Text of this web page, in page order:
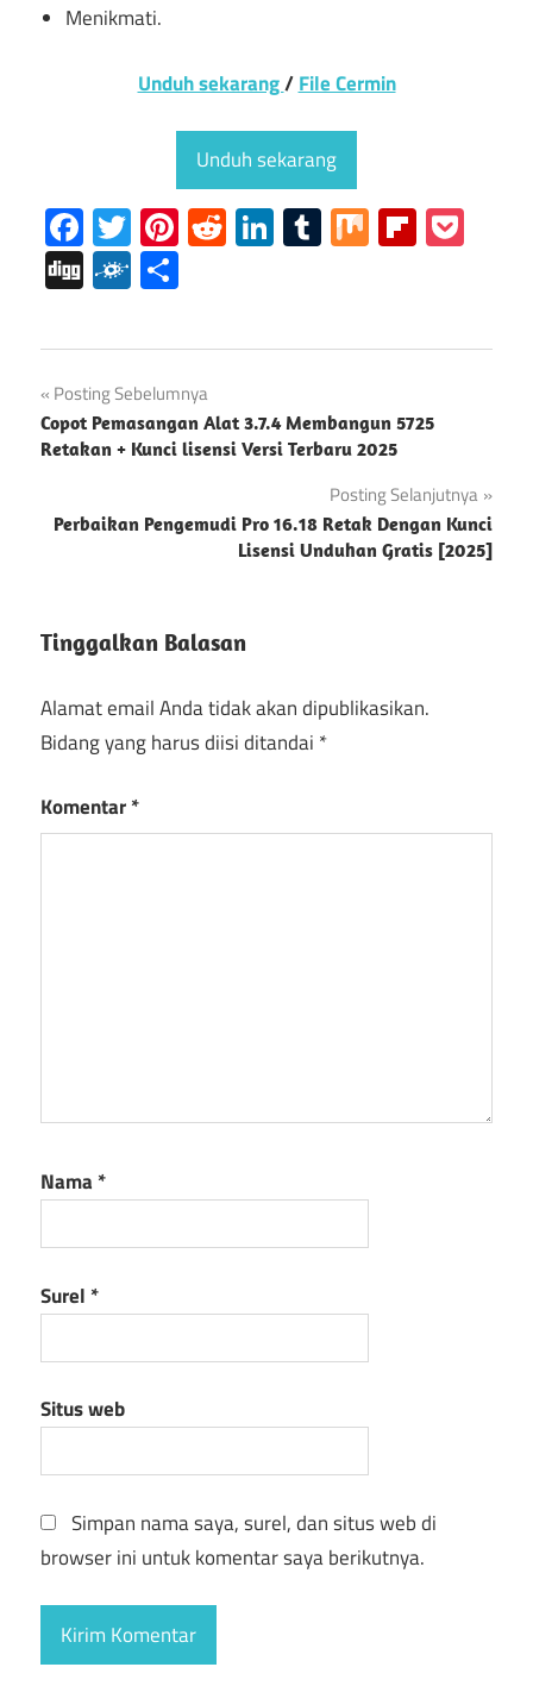
Menikmati.
Unduh sekarang/File Cermin
Unduh sekarang
Facebook
Twitter
Pinterest
RedditLinkedIn
Tumblr
Mix
DiggFolkd
Aktivasi
FL
Studio
Studio
Studio
Studio
keygen
lisensi
FL
Navigasi
pos
Posting Sebelumnya
Copot Pemasangan Alat 3.7.4 Membangun 5725
Retakan + Kunci lisensi Versi Terbaru 2025
Posting Selanjutnya
Perbaikan Pengemudi Pro 16.18 Retak Dengan Kunci
Lisensi Unduhan Gratis [2025]
Tinggalkan Balasan
Alamat email Anda tidak akan dipublikasikan.
Bidang yang harus diisi ditandai *
Komentar*
Nama *
Surel *
Situs web
Simpan nama saya, surel, dan situs web di
browser ini untuk komentar saya berikutnya.